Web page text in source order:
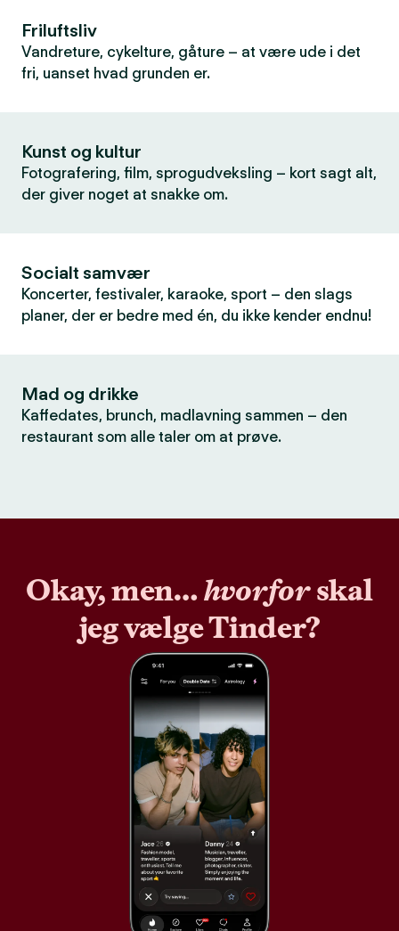
Friluftsliv
Vandreture, cykelture, gåture – at være ude i det
fri, uanset hvad grunden er.
Kunst og kultur
Fotografering, film, sprogudveksling – kort sagt alt,
der giver noget at snakke om.
Socialt samvær
Koncerter, festivaler, karaoke, sport – den slags
planer, der er bedre med én, du ikke kender endnu!
Mad og drikke
Kaffedates, brunch, madlavning sammen – den
restaurant som alle taler om at prøve.
Okay, men…hvorforskal
jeg vælge Tinder?